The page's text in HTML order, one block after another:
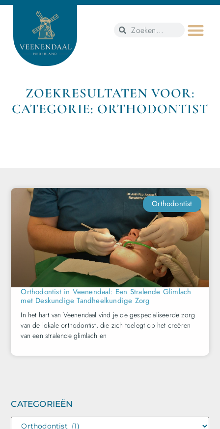
ZOEKRESULTATEN VOOR:
CATEGORIE: ORTHODONTIST
CATEGORIEËN
Orthodontist
Orthodontist in Veenendaal: Een Stralende Glimlach
met Deskundige Tandheelkundige Zorg
In het hart van Veenendaal vind je de gespecialiseerde zorg
van de lokale orthodontist, die zich toelegt op het creëren
van een stralende glimlach en